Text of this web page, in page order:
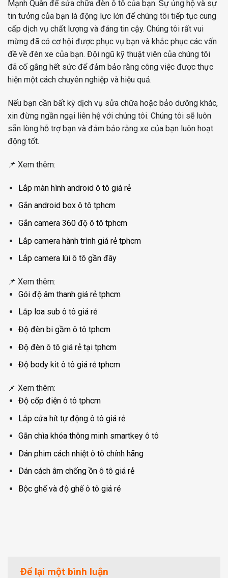
Mạnh Quân để sửa chữa đèn ô tô của bạn. Sự ủng hộ và sự
tin tưởng của bạn là động lực lớn để chúng tôi tiếp tục cung
cấp dịch vụ chất lượng và đáng tin cậy. Chúng tôi rất vui
mừng đã có cơ hội được phục vụ bạn và khắc phục các vấn
đề về đèn xe của bạn. Đội ngũ kỹ thuật viên của chúng tôi
đã cố gắng hết sức để đảm bảo rằng công việc được thực
hiện một cách chuyên nghiệp và hiệu quả.
Nếu bạn cần bất kỳ dịch vụ sửa chữa hoặc bảo dưỡng khác,
xin đừng ngần ngại liên hệ với chúng tôi. Chúng tôi sẽ luôn
sẵn lòng hỗ trợ bạn và đảm bảo rằng xe của bạn luôn hoạt
động tốt.
📌 Xem thêm:
Lắp màn hình android ô tô giá rẻ
Gắn android box ô tô tphcm
Gắn camera 360 độ ô tô tphcm
Lắp camera hành trình giá rẻ tphcm
Lắp camera lùi ô tô gần đây
📌 Xem thêm:
Gói độ âm thanh giá rẻ tphcm
Lắp loa sub ô tô giá rẻ
Độ đèn bi gầm ô tô tphcm
Độ đèn ô tô giá rẻ tại tphcm
Độ body kit ô tô giá rẻ tphcm
📌 Xem thêm:
Độ cốp điện ô tô tphcm
Lắp cửa hít tự động ô tô giá rẻ
Gắn chìa khóa thông minh smartkey ô tô
Dán phim cách nhiệt ô tô chính hãng
Dán cách âm chống ồn ô tô giá rẻ
Bộc ghế và độ ghế ô tô giá rẻ
Để lại một bình luận